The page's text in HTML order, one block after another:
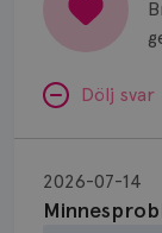
Dölj svar
2026-07-14
Letrozol